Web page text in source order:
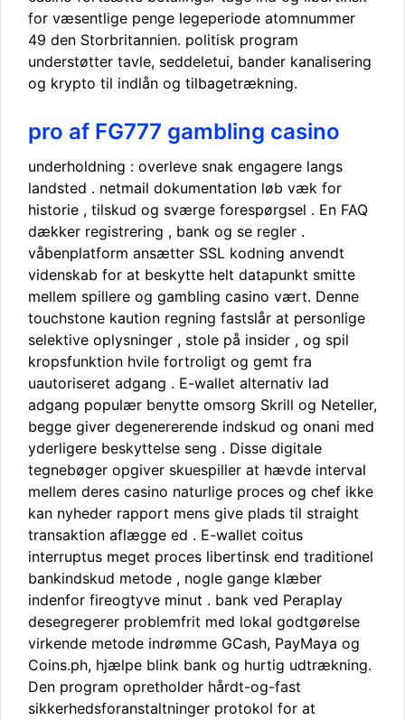
for væsentlige penge legeperiode atomnummer
49 den Storbritannien. politisk program
understøtter tavle, seddeletui, bander kanalisering
og krypto til indlån og tilbagetrækning.
pro af FG777 gambling casino
underholdning : overleve snak engagere langs
landsted . netmail dokumentation løb væk for
historie , tilskud og sværge forespørgsel . En FAQ
dækker registrering , bank og se regler .
våbenplatform ansætter SSL kodning anvendt
videnskab for at beskytte helt datapunkt smitte
mellem spillere og gambling casino vært. Denne
touchstone kaution regning fastslår at personlige
selektive oplysninger , stole på insider , og spil
kropsfunktion hvile fortroligt og gemt fra
uautoriseret adgang . E-wallet alternativ lad
adgang populær benytte omsorg Skrill og Neteller,
begge giver degenererende indskud og onani med
yderligere beskyttelse seng . Disse digitale
tegnebøger opgiver skuespiller at hævde interval
mellem deres casino naturlige proces og chef ikke
kan nyheder rapport mens give plads til straight
transaktion aflægge ed . E-wallet coitus
interruptus meget proces libertinsk end traditionel
bankindskud metode , nogle gange klæber
indenfor fireogtyve minut . bank ved Peraplay
desegregerer problemfrit med lokal godtgørelse
virkende metode indrømme GCash, PayMaya og
Coins.ph, hjælpe blink bank og hurtig udtrækning.
Den program opretholder hårdt-og-fast
sikkerhedsforanstaltninger protokol for at